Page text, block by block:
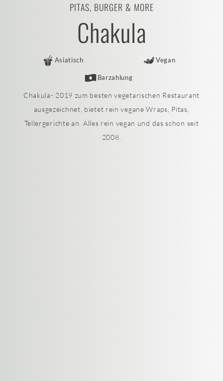
PITAS, BURGER & MORE
Chakula
Asiatisch Vegan
Barzahlung
Chakula- 2019 zum besten vegetarischen Restaurant
ausgezeichnet, bietet rein vegane Wraps, Pitas,
Tellergerichte an. Alles rein vegan und das schon seit
2008.